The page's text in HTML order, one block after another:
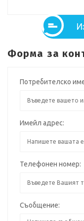
Форма за
Потребителско
Имейл адрес:
Телефонен номер:
Съобщение: